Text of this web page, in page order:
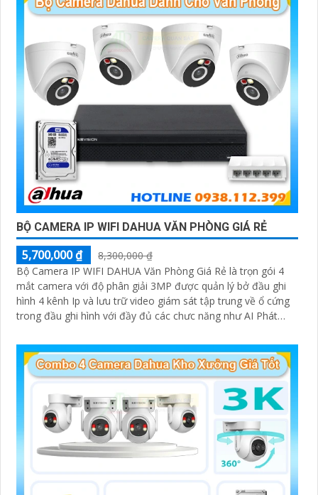
website thương mại điện tử hoặc tại các cửa hàng điện
Hy vọng rằng những thông tin trên sẽ giúp bạn chọn
lựa được Camera Dahua chính hãng, giá rẻ và chất
lượng. Nếu bạn có thêm câu hỏi hoặc cần tư vấn thêm,
đừng ngần ngại để lại Cung cấp cho công trình biết.
BỘ CAMERA IP WIFI DAHUA VĂN PHÒNG GIÁ RẺ
5,700,000 ₫
8,300,000 ₫
Bộ Camera IP WIFI DAHUA Văn Phòng Giá Rẻ là trọn gói 4
mắt camera với độ phân giải 3MP được quản lý bở đầu ghi
hình 4 kênh Ip và lưu trữ video giám sát tập trung về ổ cứng
trong đầu ghi hình với đầy đủ các chưc năng như AI Phát
có màu vào ban đêm